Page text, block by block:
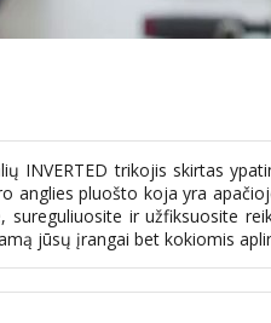
INVERTED trikojis skirtas
anglies pluošto koja yra
sureguliuosite ir užfiksuosite
jūsų įrangai bet kokiomis